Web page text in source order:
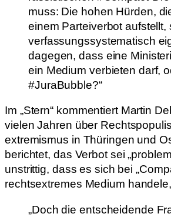
muss: Die hohen Hürden,
einem Parteiverbot aufstellt,
verfassungssystematisch
dagegen, dass eine
ein Medium verbieten darf,
#JuraBubble?“
Im „Stern“ kommentiert Martin
vielen Jahren über
extremismus in Thüringen und
berichtet, das Verbot sei
unstrittig, dass es sich bei
rechtsextremes Medium handele,
„Doch die entscheidende